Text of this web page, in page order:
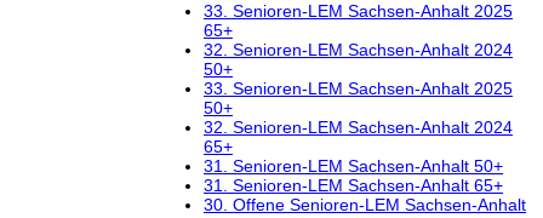
33. Senioren-LEM Sachsen-Anhalt 2025
65+
32. Senioren-LEM Sachsen-Anhalt 2024
50+
33. Senioren-LEM Sachsen-Anhalt 2025
50+
32. Senioren-LEM Sachsen-Anhalt 2024
65+
31. Senioren-LEM Sachsen-Anhalt 50+
31. Senioren-LEM Sachsen-Anhalt 65+
30. Offene Senioren-LEM Sachsen-Anhalt